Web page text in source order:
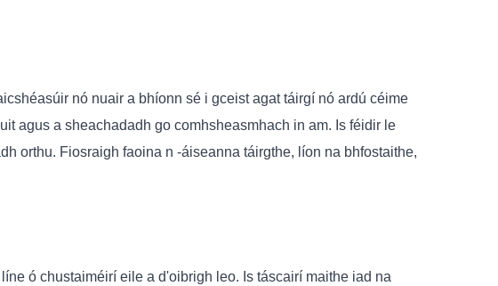
nó nuair a bhíonn sé i gceist agat táirgí nó ardú céime
agus a sheachadadh go comhsheasmhach in am. Is féidir le
orthu. Fiosraigh faoina n -áiseanna táirgthe, líon na bhfostaithe,
ó chustaiméirí eile a d'oibrigh leo. Is táscairí maithe iad na